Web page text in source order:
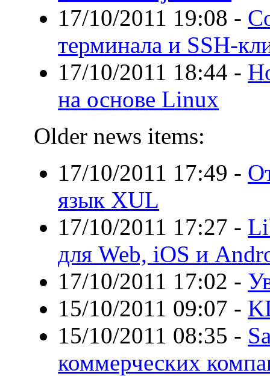
17/10/2011 19:08 -
терминала и SSH-
17/10/2011 18:44 -
на основе Linux
Older news items:
17/10/2011 17:49 -
язык XUL
17/10/2011 17:27 -
для Web, iOS и
17/10/2011 17:02 -
15/10/2011 09:07 -
15/10/2011 08:35 -
коммерческих